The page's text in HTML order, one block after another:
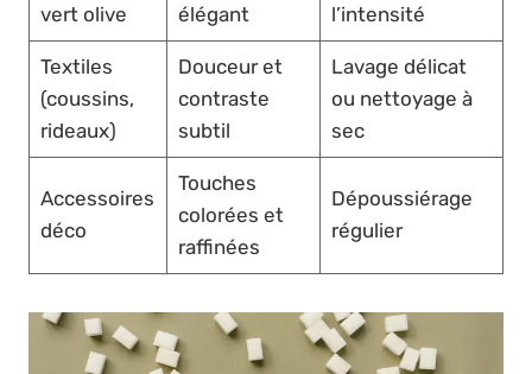
vert olive
élégant
l’intensité
Textiles
(coussins,
rideaux)
Douceur et
contraste
subtil
Lavage délicat
ou nettoyage à
sec
Accessoires
déco
Touches
colorées et
raffinées
Dépoussiérage
régulier